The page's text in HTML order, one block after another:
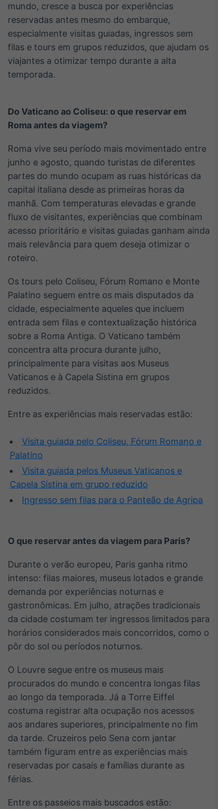
Broadcast
Widgets
Componentes
para conteúdos e
Conteúdos e
Broadcast
Curadoria de
conteúdos
noticiosos
Soluções de
Tecnologia
Broadcast
Radar
notícias e
Broadcast
Fundos
A melhor
analisar fundos
de investimento
Em breve
Investimentos
Tokenização
Em breve
mundo, cresce a busca por experiências
reservadas antes mesmo do embarque,
especialmente visitas guiadas, ingressos sem
filas e tours em grupos reduzidos, que ajudam os
viajantes a otimizar tempo durante a alta
temporada.
Do Vaticano ao Coliseu: o que reservar em
Roma antes da viagem?
Roma vive seu período mais movimentado entre
junho e agosto, quando turistas de diferentes
partes do mundo ocupam as ruas históricas da
capital italiana desde as primeiras horas da
manhã. Com temperaturas elevadas e grande
fluxo de visitantes, experiências que combinam
acesso prioritário e visitas guiadas ganham ainda
mais relevância para quem deseja otimizar o
roteiro.
Os tours pelo Coliseu, Fórum Romano e Monte
Palatino seguem entre os mais disputados da
cidade, especialmente aqueles que incluem
entrada sem filas e contextualização histórica
sobre a Roma Antiga. O Vaticano também
concentra alta procura durante julho,
principalmente para visitas aos Museus
Vaticanos e à Capela Sistina em grupos
reduzidos.
Entre as experiências mais reservadas estão:
Visita guiada pelo Coliseu, Fórum Romano e
Palatino
Visita guiada pelos Museus Vaticanos e
Capela Sistina em grupo reduzido
Ingresso sem filas para o Panteão de Agripa
O que reservar antes da viagem para Paris?
Durante o verão europeu, Paris ganha ritmo
intenso: filas maiores, museus lotados e grande
demanda por experiências noturnas e
gastronômicas. Em julho, atrações tradicionais
da cidade costumam ter ingressos limitados para
horários considerados mais concorridos, como o
pôr do sol ou períodos noturnos.
O Louvre segue entre os museus mais
procurados do mundo e concentra longas filas
ao longo da temporada. Já a Torre Eiffel
costuma registrar alta ocupação nos acessos
aos andares superiores, principalmente no fim
da tarde. Cruzeiros pelo Sena com jantar
também figuram entre as experiências mais
reservadas por casais e famílias durante as
férias.
Entre os passeios mais buscados estão: